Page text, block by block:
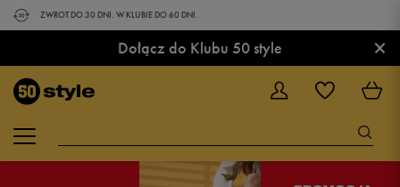
ZWROT DO 30 DNI. W KLUBIE DO 60 DNI.
Dołącz do Klubu 50 style ×